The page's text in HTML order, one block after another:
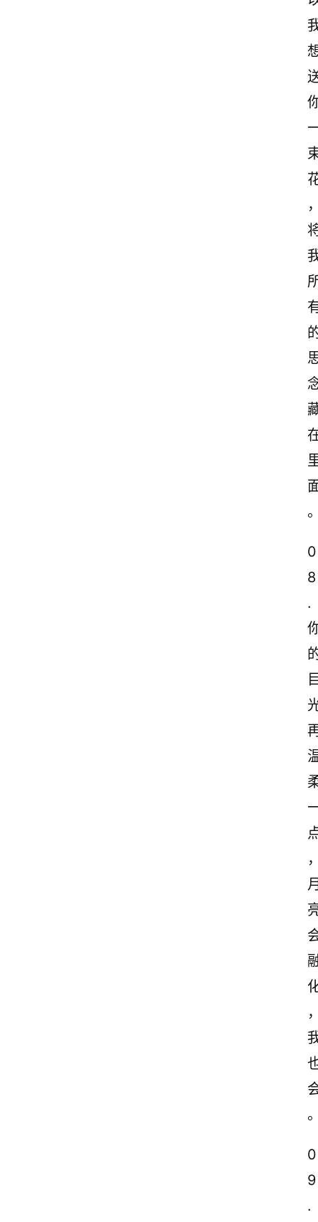
0
8
.
0
9
.